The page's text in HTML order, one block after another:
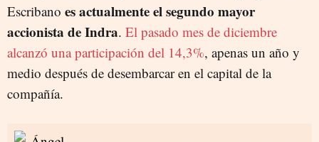
Escribano es actualmente el segundo mayor
accionista de Indra. El pasado mes de diciembre
alcanzó una participación del 14,3%, apenas un año y
medio después de desembarcar en el capital de la
compañía.